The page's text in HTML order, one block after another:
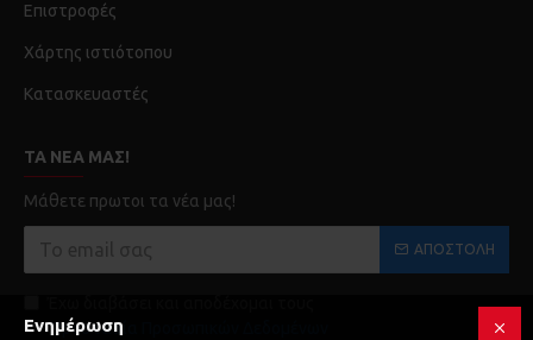
Επιστροφές
Χάρτης ιστιότοπου
Κατασκευαστές
ΤΑ ΝΈΑ ΜΑΣ!
Μάθετε πρωτοι τα νέα μας!
ΑΠΟΣΤΟΛΉ
Προστασία Προσωπικών Δεδομένων
Ενημέρωση